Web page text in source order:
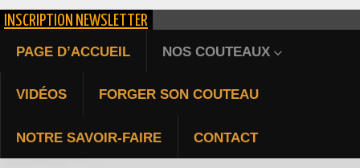
ÉPIEU DE CHASSE FORGÉ
Bienvenue au fil de la
INSCRIPTION NEWSLETTER
PAGE D’ACCUEIL
NOS COUTEAUX
VIDÉOS FORGER SON COUTEAU
NOTRE SAVOIR-FAIRE CONTACT
ANTIQUITÉ